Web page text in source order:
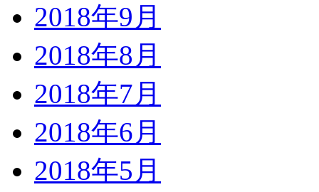
2018年9月
2018年8月
2018年7月
2018年6月
2018年5月